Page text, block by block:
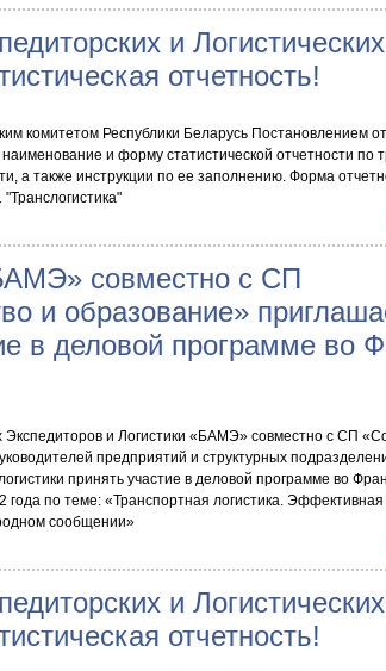
и Логистических
отчетность!
комитетом Республики Беларусь Постановлением от
и форму статистической отчетности по
а также инструкции по ее заполнению. Форма
совместно с СП
и образование»
в деловой программе во
и Логистики «БАМЭ» совместно с СП
предприятий и структурных
принять участие в деловой программе во
года по теме: «Транспортная логистика. Эффективная
сообщении»
и Логистических
отчетность!